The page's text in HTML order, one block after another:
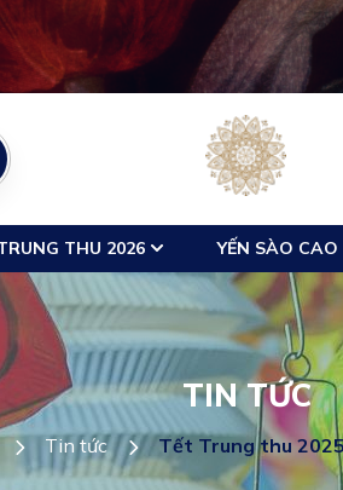
THU 2026 YẾN SÀO CAO
TIN TỨC
Tin tức Tết Trung thu